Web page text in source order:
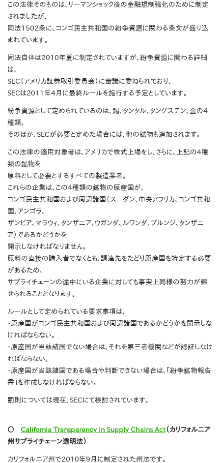
この法律そのものは、リーマンショック後の金融規制強化のために制定
されましたが、
同法1502条に、コンゴ民主共和国の紛争資源に関わる条文が盛り込
まれています。
同法自体は2010年夏に制定されていますが、紛争資源に関わる詳細
は、
SEC（アメリカ証券取引委員会）に審議に委ねられており、
SECは2011年4月に最終ルールを施行する予定としています。
紛争資源として定められているのは、錫、タンタル、タングステン、金の4
種類。
そのほか、SECが必要と定めた場合には、他の鉱物も追加されます。
この法律の適用対象者は、アメリカで株式上場をし、さらに、上記の4種
類の鉱物を
原料として必要とするすべての製造業者。
これらの企業は、この4種類の鉱物の原産国が、
コンゴ民主共和国および周辺諸国（スーダン、中央アフリカ、コンゴ共和
国、アンゴラ、
ザンビア、マラウィ、タンザニア、ウガンダ、ルワンダ、ブルンジ、タンザニ
ア）であるかどうかを
開示しなければなりません。
原料の直接の購入者でなくとも、調達先をたどり原産国を特定する必要
があるため、
サプライチェーンの途中にいる企業に対しても事実上同様の努力が課
せられることとなります。
ルールとして定められている要求事項は、
・原産国がコンゴ民主共和国および周辺諸国であるかどうかを開示しな
ければならない。
・原産国が当該諸国でない場合は、それを第三者機関などが認証しなけ
ればならない。
・原産国が当該諸国である場合や判断できない場合は、｢紛争鉱物報告
書｣を作成しなければならない。
罰則については現在、SECにて検討されています。
〇 California Transparency in Supply Chains Act （カリフォルニア
州サプライチェーン透明法）
カリフォルニア州で2010年9月に制定された州法です。